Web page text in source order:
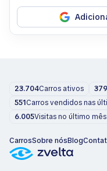
23.704Carros ativos 379
551Carros vendidos nas
6.005Visitas no último mês
CarrosSobre nósBlog